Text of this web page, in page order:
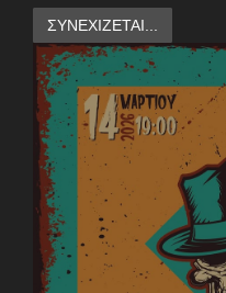
ΣΥΝΕΧΊΖΕΤΑΙ...